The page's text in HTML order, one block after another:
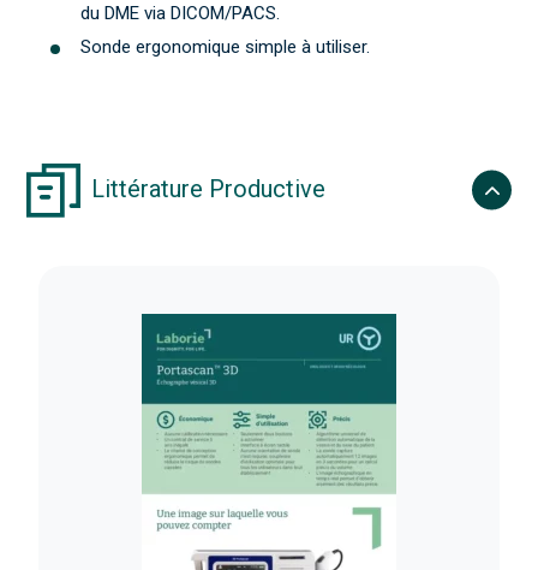
du DME via DICOM/PACS.
Sonde ergonomique simple à utiliser.
Littérature Productive